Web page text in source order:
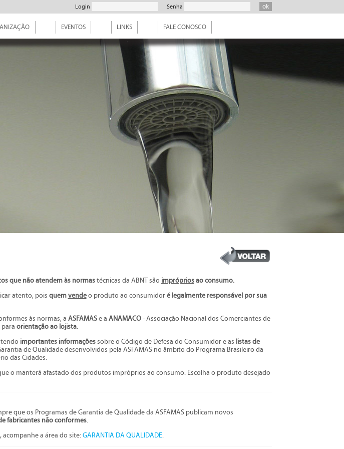
Login Senha
EVENTOS LINKS FALE CONOSCO
que não atendem às normastécnicas da ABNT são imprópriosao consumo.
atento, pois quemvendeo produto ao consumidoré legalmente responsável por sua
às normas, a ASFAMASe a ANAMACO- Associação Nacional dos Comerciantes de
orientação ao lojista.
importantes informaçõessobre o Código de Defesa do Consumidor e as listas de
de Qualidade desenvolvidos pela ASFAMAS no âmbito do Programa Brasileiro da
das Cidades.
o manterá afastado dos produtos impróprios ao consumo. Escolha o produto desejado
que os Programas de Garantia de Qualidade da ASFAMAS publicam novos
fabricantes não conformes.
acompanhe a área do site:GARANTIA DA QUALIDADE.